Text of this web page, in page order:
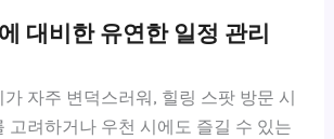
대비한 유연한 일정 관리
자주 변덕스러워, 힐링 스팟 방문 시
고려하거나 우천 시에도 즐길 수 있는